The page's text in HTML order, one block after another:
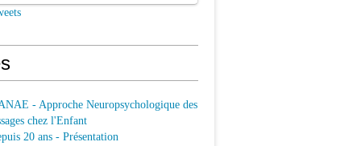
- Approche Neuropsychologique des
chez l'Enfant
20 ans - Présentation